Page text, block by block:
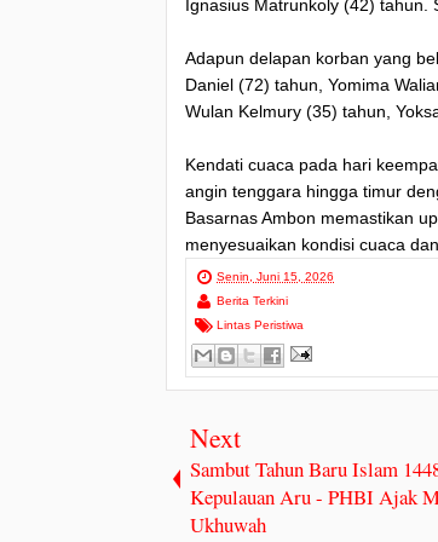
Ignasius Matrunkoly (42) tahun.
Adapun delapan korban yang
Daniel (72) tahun, Yomima
Wulan Kelmury (35) tahun,
Kendati cuaca pada hari
angin tenggara hingga timur
Basarnas Ambon memastikan
menyesuaikan kondisi cuaca
Senin, Juni 15, 2026
Berita Terkini
Lintas Peristiwa
Next
Sambut Tahun Baru Islam
Kepulauan Aru - PHBI Ajak
Ukhuwah